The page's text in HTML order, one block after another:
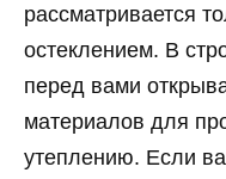
рассматривается
остеклением. В
перед вами
материалов для
утеплению. Если